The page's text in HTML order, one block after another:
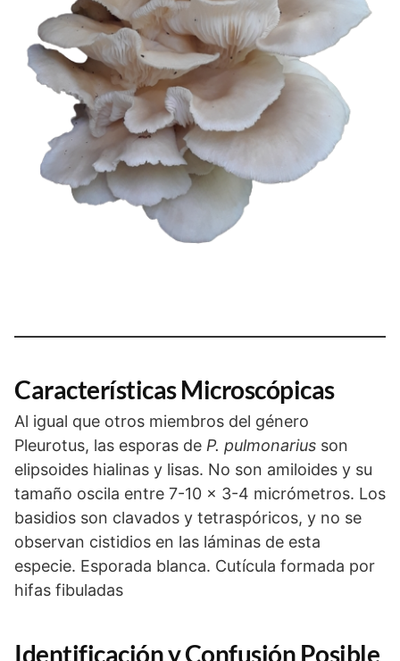
Características Microscópicas
Al igual que otros miembros del género
Pleurotus, las esporas de P. pulmonarius son
elipsoides hialinas y lisas. No son amiloides y su
tamaño oscila entre 7-10 x 3-4 micrómetros. Los
basidios son clavados y tetraspóricos, y no se
observan cistidios en las láminas de esta
especie. Esporada blanca. Cutícula formada por
hifas fibuladas
Identificación y Confusión Posible